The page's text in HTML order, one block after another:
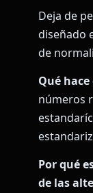
Deja de
diseñado
de
Qué
números
Por qué
de las